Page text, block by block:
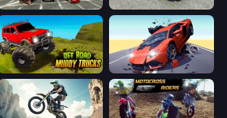
Evolution Factor Limitless
Offroad Muddy Trucks Hyper Cars Ramp Crash